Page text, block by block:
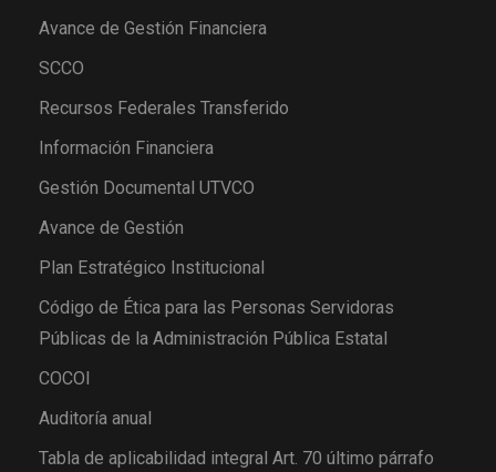
Avance de Gestión Financiera
SCCO
Recursos Federales Transferido
Información Financiera
Gestión Documental UTVCO
Avance de Gestión
Plan Estratégico Institucional
Código de Ética para las Personas Servidoras
Públicas de la Administración Pública Estatal
COCOI
Auditoría anual
Tabla de aplicabilidad integral Art. 70 último párrafo